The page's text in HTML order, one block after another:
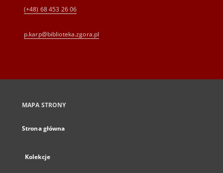
(+48) 68 453 26 06
p.karp@biblioteka.zgora.pl
MAPA STRONY
Strona główna
Kolekcje